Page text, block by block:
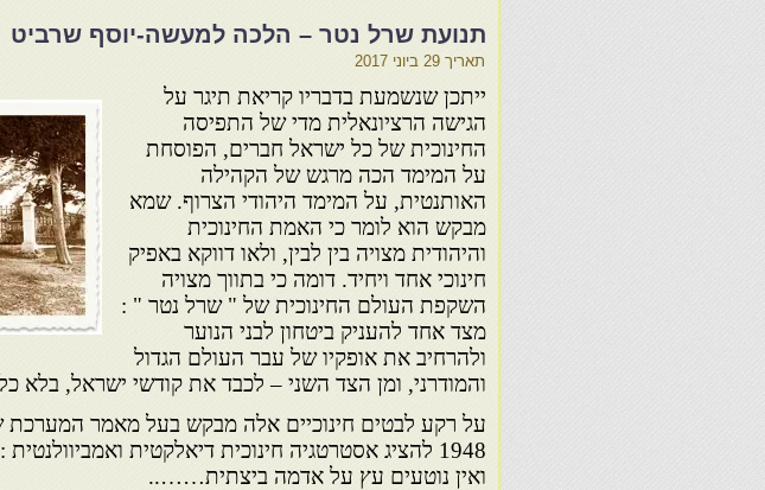
תנועת שרל נטר – הלכה למעשה-יוסף שרביט
תאריך 29 ביוני 2017
ייתכן שנשמעת בדבריו קריאת תיגר על
הגישה הרציונאלית מדי של התפיסה
החינוכית של כל ישראל חברים, הפוסחת
על המימד הכה מרגש של הקהילה
האותנטית, על המימד היהודי הצרוף. שמא
מבקש הוא לומר כי האמת החינוכית
והיהודית מצויה בין לבין, ולאו דווקא באפיק
חינוכי אחד ויחיד. דומה כי בתווך מצויה
השקפת העולם החינוכית של " שרל נטר " :
מצד אחד להעניק ביטחון לבני הנוער
ולהרחיב את אופקיו של עבר העולם הגדול
והמודרני, ומן הצד השני – לכבד את קודשי ישראל, בלא
1948 להציג אסטרטגיה חינוכית דיאלקטית
ואין נוטעים עץ על אדמה ביצתית……..